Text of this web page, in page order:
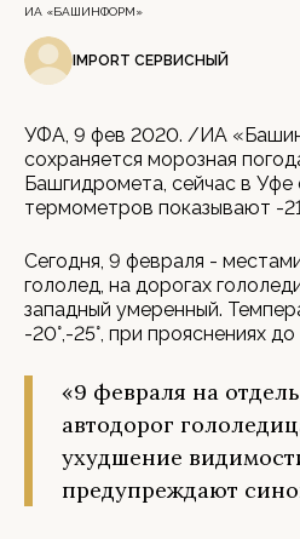
ИА «БАШИНФОРМ»
IMPORT СЕРВИСНЫЙ
УФА, 9 фев 2020. /ИА
сохраняется морозная
Башгидромета, сейчас в Уфе
термометров показывают -
Сегодня, 9 февраля -
гололед, на дорогах
западный умеренный.
-20°,-25°, при прояснениях до
«9 февраля на
автодорог
ухудшение
предупреждают